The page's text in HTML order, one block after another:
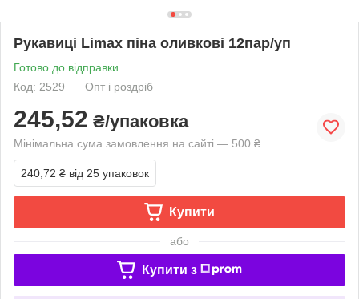
Рукавиці Limax піна оливкові 12пар/уп
Готово до відправки
Код: 2529
Опт і роздріб
245,52 ₴/упаковка
Мінімальна сума замовлення на сайті — 500 ₴
240,72 ₴ від 25 упаковок
Купити
або
Купити з